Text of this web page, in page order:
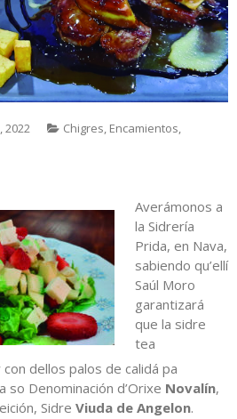
2022 Chigres, Encamientos,
Averámonos a
la Sidrería
Prida, en Nava,
sabiendo qu’ellí
Saúl Moro
garantizará
que la sidre
tea
dellos palos de calidá pa
so Denominación d’Orixe Novalín,
Sidre Viuda de Angelon.